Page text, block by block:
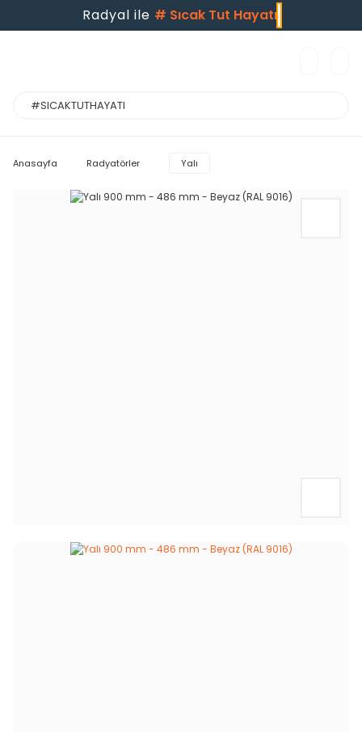
Radyal ile # Sıcak Tut Hayatı
Anasayfa Radyatörler Yalı